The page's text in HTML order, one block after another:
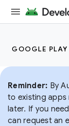
GOOGLE PLAY
Reminder: By
to existing apps
later. If you
can request an